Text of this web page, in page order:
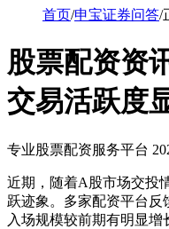
首页/申宝证券问答/
股票配资资
交易活跃度
专业股票配资服务平台
近期，随着A股市场交投
跃迹象。多家配资平台反
入场规模较前期有明显